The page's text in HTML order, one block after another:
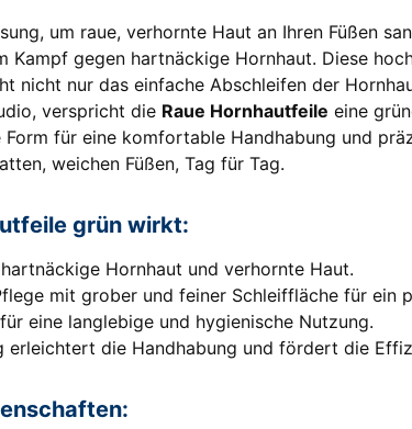
um raue, verhornte Haut an Ihren Füßen
Kampf gegen hartnäckige Hornhaut. Diese
nicht nur das einfache Abschleifen der
verspricht die Raue Hornhautfeile eine
für eine komfortable Handhabung und
weichen Füßen, Tag für Tag.
grün wirkt:
Hornhaut und verhornte Haut.
mit grober und feiner Schleiffläche für ein
eine langlebige und hygienische Nutzung.
erleichtert die Handhabung und fördert die